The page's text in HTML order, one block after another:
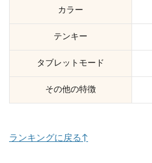
カラー
テンキー
タブレットモード
その他の特徴
ランキングに戻る↑